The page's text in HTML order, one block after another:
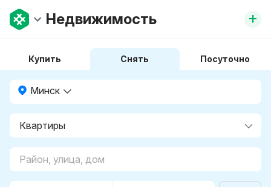
Недвижимость +
Купить Снять Посуточно
Минск